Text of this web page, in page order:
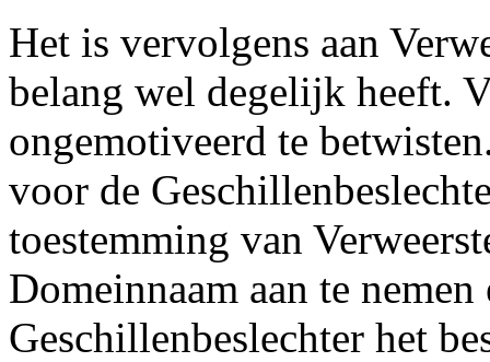
Het is vervolgens aan
belang wel degelijk heeft.
ongemotiveerd te
voor de
toestemming van
Domeinnaam aan te
Geschillenbeslechter het